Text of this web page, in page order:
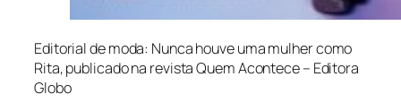
Editorial de moda: Nunca houve uma mulher como
Rita, publicado na revista Quem Acontece – Editora
Globo